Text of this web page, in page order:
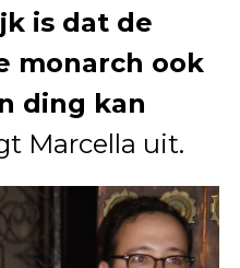
is dat de
monarch ook
ding kan
Marcella uit.